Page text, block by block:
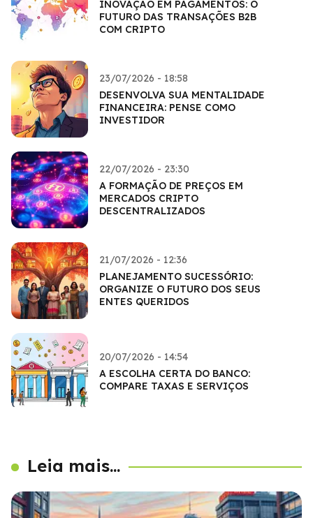
INOVAÇÃO EM PAGAMENTOS: O
FUTURO DAS TRANSAÇÕES B2B
COM CRIPTO
23/07/2026 - 18:58
DESENVOLVA SUA MENTALIDADE
FINANCEIRA: PENSE COMO
INVESTIDOR
22/07/2026 - 23:30
A FORMAÇÃO DE PREÇOS EM
MERCADOS CRIPTO
DESCENTRALIZADOS
21/07/2026 - 12:36
PLANEJAMENTO SUCESSÓRIO:
ORGANIZE O FUTURO DOS SEUS
ENTES QUERIDOS
20/07/2026 - 14:54
A ESCOLHA CERTA DO BANCO:
COMPARE TAXAS E SERVIÇOS
Leia mais...